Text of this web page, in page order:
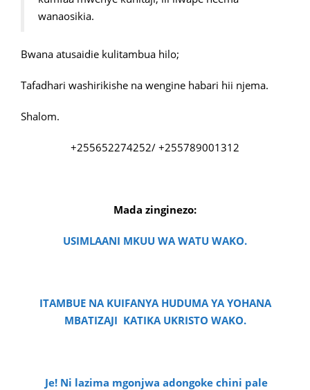
wanaosikia.
Bwana atusaidie kulitambua hilo;
Tafadhari washirikishe na wengine habari hii njema.
Shalom.
+255652274252/ +255789001312
Mada zinginezo:
USIMLAANI MKUU WA WATU WAKO.
ITAMBUE NA KUIFANYA HUDUMA YA YOHANA
MBATIZAJI KATIKA UKRISTO WAKO.
Je! Ni lazima mgonjwa adongoke chini pale